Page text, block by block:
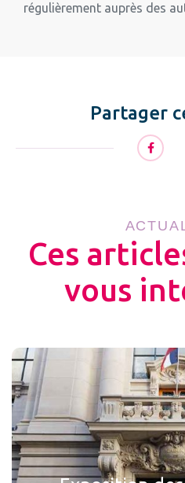
régulièrement auprès des
Partager
Ces
vous